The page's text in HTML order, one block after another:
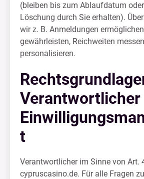
(bleiben bis zum Ablaufdatum
Löschung durch Sie erhalten).
wir z. B. Anmeldungen
gewährleisten, Reichweiten
personalisieren.
Verantwortlicher
t
Verantwortlicher im Sinne von Art.
cypruscasino.de. Für alle Fragen